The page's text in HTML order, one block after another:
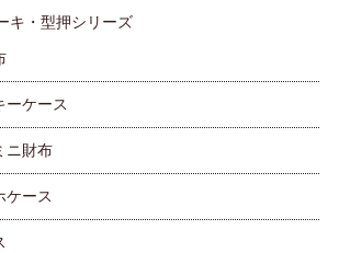
キ・型押シリーズ
ーケース
ニ財布
ケース